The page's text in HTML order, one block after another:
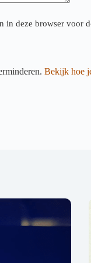
in deze browser voor
Bekijk hoe